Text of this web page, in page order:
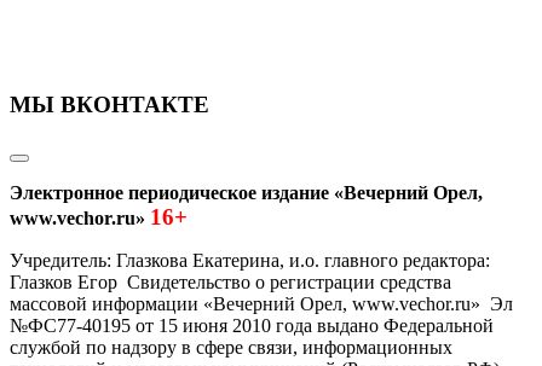
МЫ ВКОНТАКТЕ
Электронное периодическое издание «Вечерний Орел,
www.vechor.ru» 16+
Учредитель: Глазкова Екатерина, и.о. главного редактора:
Глазков Егор Свидетельство о регистрации средства
массовой информации «Вечерний Орел, www.vechor.ru» Эл
№ФС77-40195 от 15 июня 2010 года выдано Федеральной
службой по надзору в сфере связи, информационных